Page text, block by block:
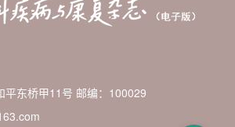
平东桥甲11号 邮编：100029